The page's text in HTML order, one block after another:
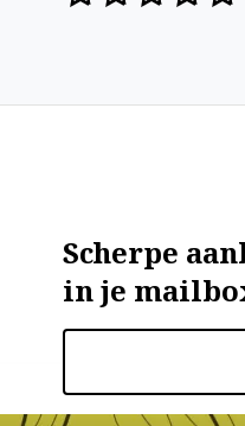
Scherpe
in je